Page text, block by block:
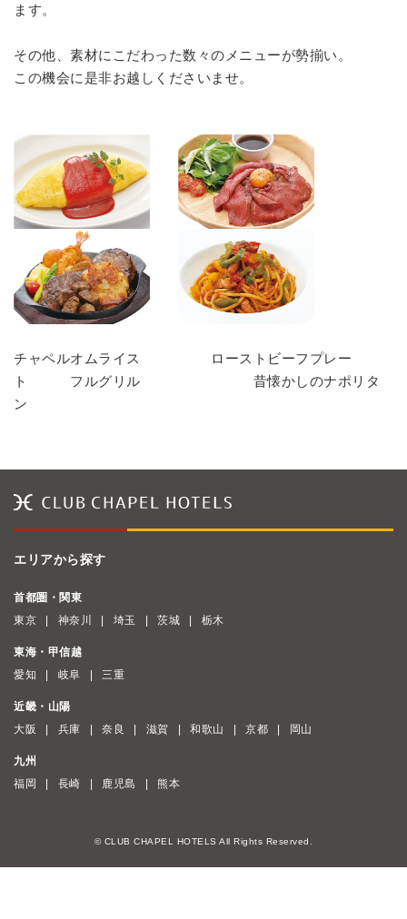
ます。
その他、素材にこだわった数々のメニューが勢揃い。
この機会に是非お越しくださいませ。
チャペルオムライス ローストビーフプレー
ト フルグリル 昔懐かしのナポリタ
ン
エリアから探す
首都圏・関東
東京
神奈川 埼玉 茨城 栃木
東海・甲信越
愛知
岐阜 三重
近畿・山陽
大阪
兵庫 奈良 滋賀 和歌山 京都 岡山
九州
福岡
長崎 鹿児島 熊本
© CLUB CHAPEL HOTELS All Rights Reserved.